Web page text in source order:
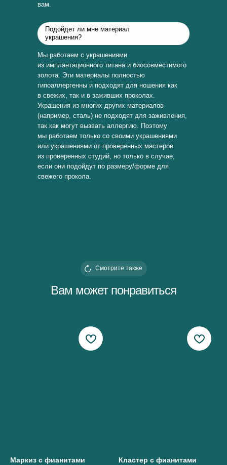
вам.
Подойдет ли мне материал
украшения?
Мы работаем с украшениями
из имплантационного титана и биосовместимого
золота. Эти материалы полностью
гипоаллергенны и подходят для ношения как
в свежих, так и в заживших проколах.
Украшения из многих других материалов
(например, сталь) не подходят для заживления,
так как могут вызвать аллергию. Поэтому
мы работаем только со своими украшениями
или украшениями от проверенных мастеров
из проверенных студий, но только в случае,
если они подойдут по размеру/форме для
свежего прокола.
Вам может понравиться
Смотрите также
Маркиз с фианитами Кластер с фианитами